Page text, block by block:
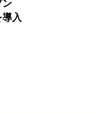
ン
入